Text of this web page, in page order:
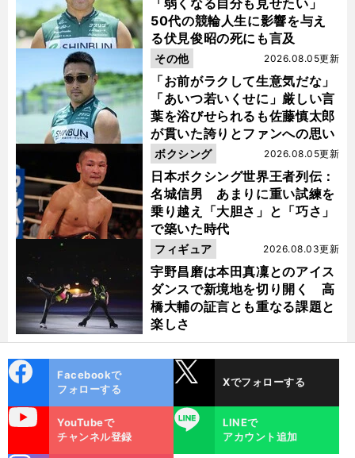
「弱くなる自分も見せたい」
50代の競輪人生に影響を与え
る伏見俊昭の死にも言及
「お前がラクして生意気だな」
「あいつ若いくせに」厳しい言
葉を浴びせられるも佐藤慎太郎
が貫いた誇りとファンへの思い
2026.08.05更新
その他
日本ボクシング世界王者列伝：
名城信男 あまりに重い試練を
乗り越え「大胆さ」と「巧さ」
で築いた時代
2026.08.05更新
ボクシング
宇野昌磨は本田真凜とのアイス
ダンスで新境地を切り開く 高
橋大輔の証言とも重なる課題と
楽しさ
2026.08.03更新
フィギュア
ok
Facebookで
フォローする
Xでフォローする
YouTubeで
チャンネル登録
LINE
LINEで
アカウント追加